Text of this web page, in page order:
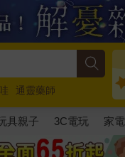
通靈藥師
具親子 3C電玩 家電